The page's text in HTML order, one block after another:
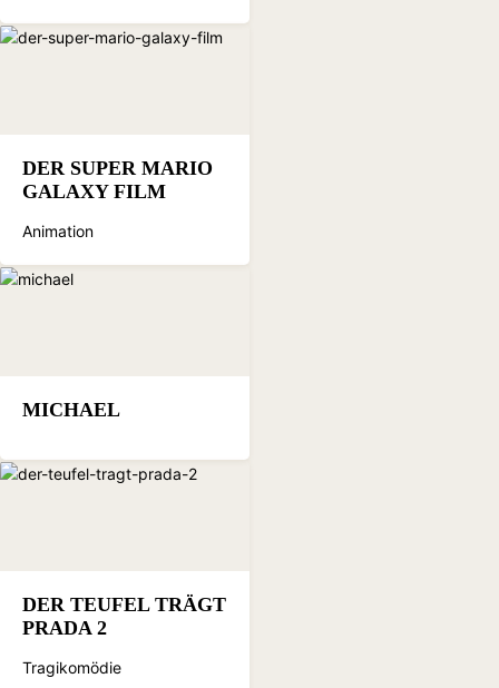
DER SUPER MARIO
GALAXY FILM
Animation
MICHAEL
DER TEUFEL TRÄGT
PRADA 2
Tragikomödie